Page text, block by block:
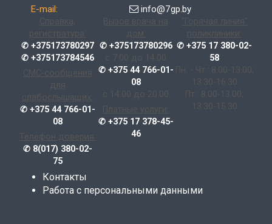
E-mail: info@7gp.by
Справка,
регистратура:
✆ +375173780297
✆ +375173784546
СМС-сообщения
для
слабослышащих:
✆ +375 44 766-01-
08
Телефон доверия:
✆ 8(017) 380-02-
75
Вызов врача на
дом:
✆ +375173780296
с 7.00 до 14.00
✆ +375 44 766-01-
08
с 14.00 до 20.00
Платные услуги:
✆ +375 17 378-45-
46
"Горячая линия"
поликлиники:
✆ +375 17 380-02-
58
Пн. - Чт.: 8.00-13.00;
13.30-16.30
Пт.: 8.00-13.00;
13.30-15.30
Контакты
Работа с персональными данными